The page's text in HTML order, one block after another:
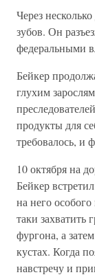
Через
зубов. Он
федеральными
Бейкер
глухим
продукты для
требовалось, и
10 октября на
Бейкер
на него
таки
фургона, а
кустах. Когда
навстречу и